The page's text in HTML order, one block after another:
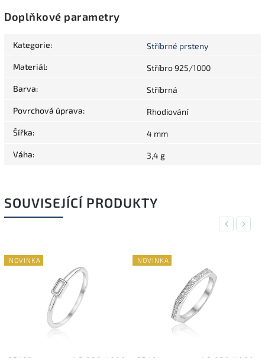
Doplňkové parametry
Kategorie: Stříbrné prsteny
Materiál: Stříbro 925/1000
Barva: Stříbrná
Povrchová úprava: Rhodiování
Šířka: 4 mm
Váha: 3,4 g
SOUVISEJÍCÍ PRODUKTY
Previous
NOVINKA NOVINKA
Next